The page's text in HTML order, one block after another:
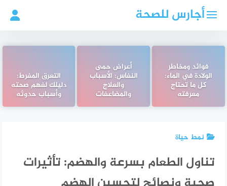
أجارس للصحة
فوائد ومخاطر
الولادة في الماء:
كل ما تحتاج
معرفته
أعراض حمى
النفاس: الأسباب
والعلاج
والمضاعفات
التعرق المفرط:
دليلك لفهم صحته
وأسباب حدوثه
نمط حياة
تناول الطعام بسرعة والهضم: تأثيرات